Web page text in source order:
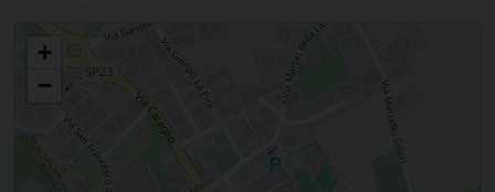
Parrocchia San Giovanni Battista in Vignolo
+
−